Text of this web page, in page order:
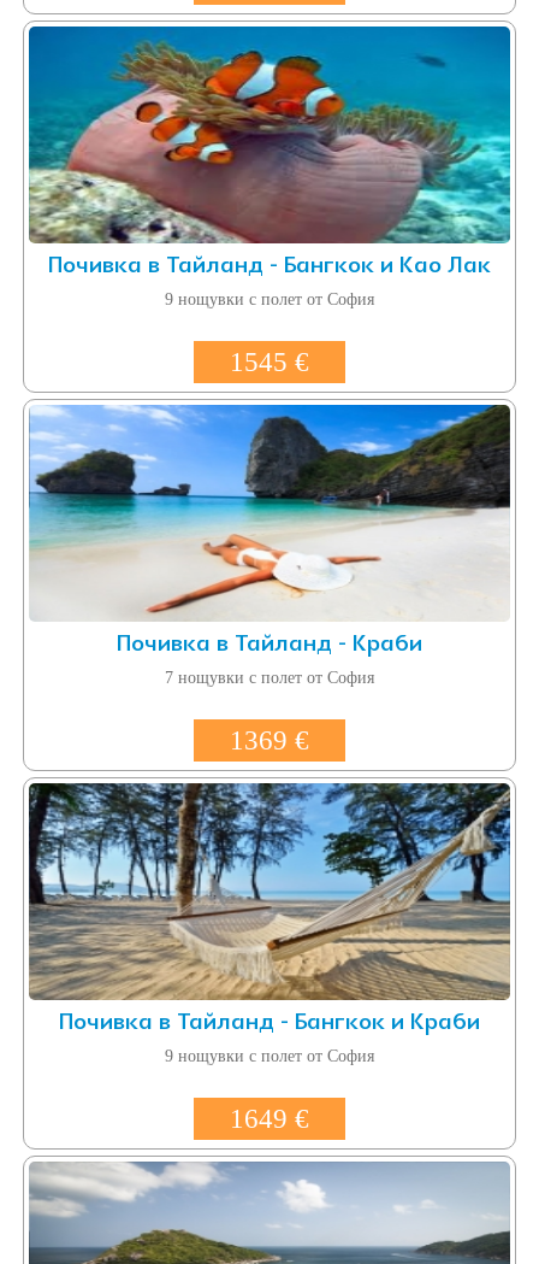
Почивка в Тайланд - Бангкок и Као Лак
9 нощувки с полет от София
1545 €
Почивка в Тайланд - Краби
7 нощувки с полет от София
1369 €
Почивка в Тайланд - Бангкок и Краби
9 нощувки с полет от София
1649 €